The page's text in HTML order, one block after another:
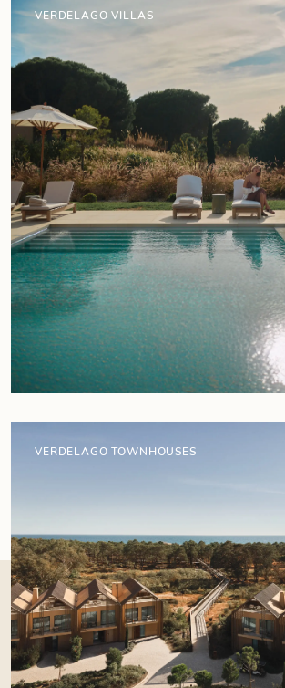
VERDELAGO VILLAS
VERDELAGO TOWNHOUSES